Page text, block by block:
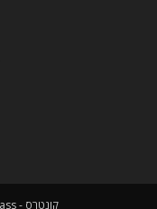
© tout droit réservé à kountrass - קונטרס